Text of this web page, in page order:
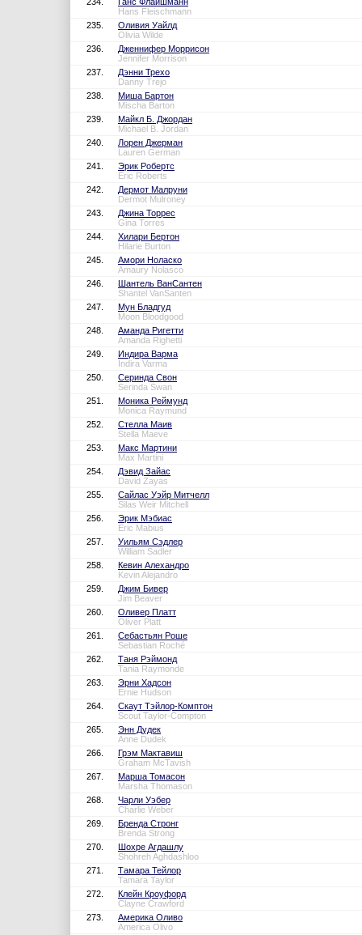
Hans Fleischmann
235.
Оливия Уайлд
Olivia Wilde
236.
Дженнифер Моррисон
Jennifer Morrison
237.
Дэнни Трехо
Danny Trejo
238.
Миша Бартон
Mischa Barton
239.
Майкл Б. Джордан
Michael B. Jordan
240.
Лорен Джерман
Lauren German
241.
Эрик Робертс
Eric Roberts
242.
Дермот Малруни
Dermot Mulroney
243.
Джина Торрес
Gina Torres
244.
Хилари Бертон
Hilarie Burton
245.
Амори Ноласко
Amaury Nolasco
246.
Шантель ВанСантен
Shantel VanSanten
247.
Мун Бладгуд
Moon Bloodgood
248.
Аманда Ригетти
Amanda Righetti
249.
Индира Варма
Indira Varma
250.
Серинда Свон
Serinda Swan
251.
Моника Реймунд
Monica Raymund
252.
Стелла Маив
Stella Maeve
253.
Макс Мартини
Max Martini
254.
Дэвид Зайас
David Zayas
255.
Сайлас Уэйр Митчелл
Silas Weir Mitchell
256.
Эрик Мэбиас
Eric Mabius
257.
Уильям Сэдлер
William Sadler
258.
Кевин Алехандро
Kevin Alejandro
259.
Джим Бивер
Jim Beaver
260.
Оливер Платт
Oliver Platt
261.
Себастьян Роше
Sebastian Roché
262.
Таня Рэймонд
Tania Raymonde
263.
Эрни Хадсон
Ernie Hudson
264.
Скаут Тэйлор-Комптон
Scout Taylor-Compton
265.
Энн Дудек
Anne Dudek
266.
Грэм Мактавиш
Graham McTavish
267.
Марша Томасон
Marsha Thomason
268.
Чарли Уэбер
Charlie Weber
269.
Бренда Стронг
Brenda Strong
270.
Шохре Агдашлу
Shohreh Aghdashloo
271.
Тамара Тейлор
Tamara Taylor
272.
Клейн Кроуфорд
Clayne Crawford
273.
Америка Оливо
America Olivo